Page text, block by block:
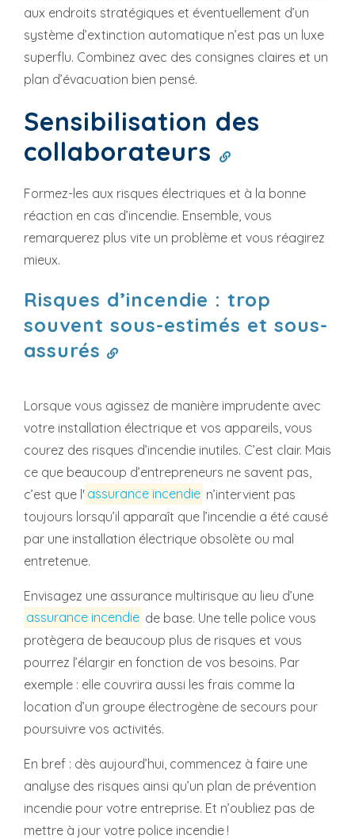
aux endroits stratégiques et éventuellement d’un
système d’extinction automatique n’est pas un luxe
superflu. Combinez avec des consignes claires et un
plan d’évacuation bien pensé.
Sensibilisation des
collaborateurs
Formez-les aux risques électriques et à la bonne
réaction en cas d’incendie. Ensemble, vous
remarquerez plus vite un problème et vous réagirez
mieux.
Risques d’incendie : trop
souvent sous-estimés et sous-
assurés
Lorsque vous agissez de manière imprudente avec
votre installation électrique et vos appareils, vous
courez des risques d’incendie inutiles. C’est clair. Mais
ce que beaucoup d’entrepreneurs ne savent pas,
c’est que l' assurance incendie n’intervient pas
toujours lorsqu’il apparaît que l’incendie a été causé
par une installation électrique obsolète ou mal
entretenue.
Envisagez une assurance multirisque au lieu d’une
assurance incendie de base. Une telle police vous
protègera de beaucoup plus de risques et vous
pourrez l’élargir en fonction de vos besoins. Par
exemple : elle couvrira aussi les frais comme la
location d’un groupe électrogène de secours pour
poursuivre vos activités.
En bref : dès aujourd’hui, commencez à faire une
analyse des risques ainsi qu’un plan de prévention
incendie pour votre entreprise. Et n’oubliez pas de
mettre à jour votre police incendie !